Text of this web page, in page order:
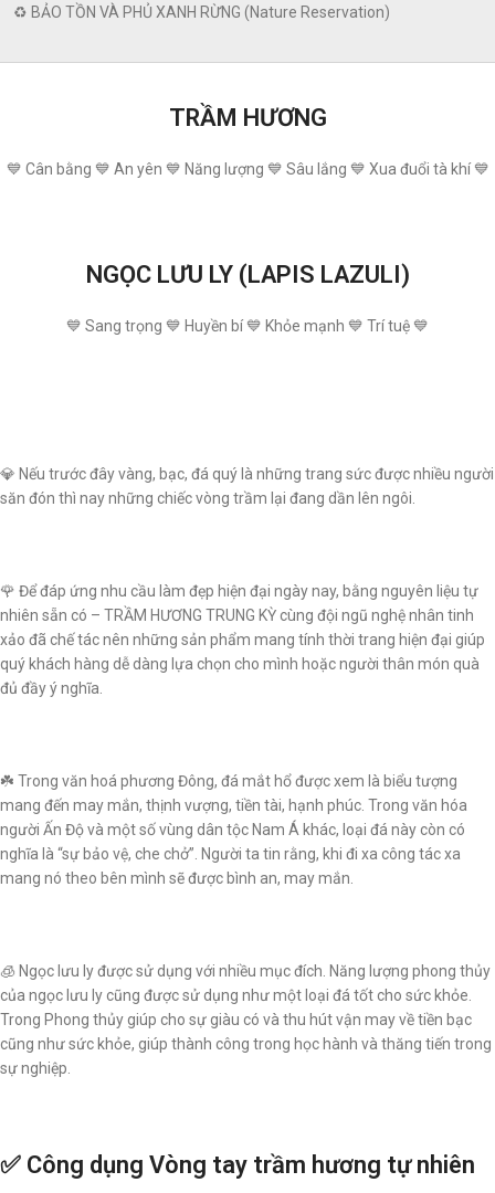
♻️ BẢO TỒN VÀ PHỦ XANH RỪNG (Nature Reservation)
TRẦM HƯƠNG
💙 Cân bằng 💙 An yên 💙 Năng lượng 💙 Sâu lắng 💙 Xua đuổi tà khí 💙
NGỌC LƯU LY (LAPIS LAZULI)
💙 Sang trọng 💙 Huyền bí 💙 Khỏe mạnh 💙 Trí tuệ 💙
💎 Nếu trước đây vàng, bạc, đá quý là những trang sức được nhiều người
săn đón thì nay những chiếc vòng trầm lại đang dần lên ngôi.
🌹 Để đáp ứng nhu cầu làm đẹp hiện đại ngày nay, bằng nguyên liệu tự
nhiên sẵn có – TRẦM HƯƠNG TRUNG KỲ cùng đội ngũ nghệ nhân tinh
xảo đã chế tác nên những sản phẩm mang tính thời trang hiện đại giúp
quý khách hàng dễ dàng lựa chọn cho mình hoặc người thân món quà
đủ đầy ý nghĩa.
☘️ Trong văn hoá phương Đông, đá mắt hổ được xem là biểu tượng
mang đến may mắn, thịnh vượng, tiền tài, hạnh phúc. Trong văn hóa
người Ấn Độ và một số vùng dân tộc Nam Á khác, loại đá này còn có
nghĩa là “sự bảo vệ, che chở”. Người ta tin rằng, khi đi xa công tác xa
mang nó theo bên mình sẽ được bình an, may mắn.
🧊 Ngọc lưu ly được sử dụng với nhiều mục đích. Năng lượng phong thủy
của ngọc lưu ly cũng được sử dụng như một loại đá tốt cho sức khỏe.
Trong Phong thủy giúp cho sự giàu có và thu hút vận may về tiền bạc
cũng như sức khỏe, giúp thành công trong học hành và thăng tiến trong
sự nghiệp.
✅ Công dụng Vòng tay trầm hương tự nhiên